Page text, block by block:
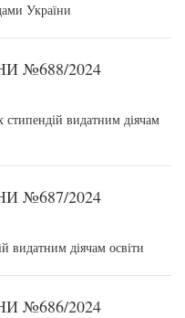
України
№688/2024
видатним діячам
№687/2024
видатним діячам освіти
№686/2024